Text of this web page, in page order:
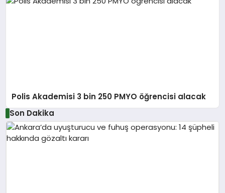
Polis Akademisi 3 bin 250 PMYO öğrencisi alacak
Son Dakika